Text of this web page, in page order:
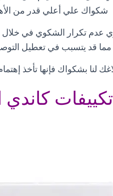
شكواك علي أعلي قدر من
قد يتسبب في تعطيل
لنا بشكواك فإنها تأخذ
كاندي